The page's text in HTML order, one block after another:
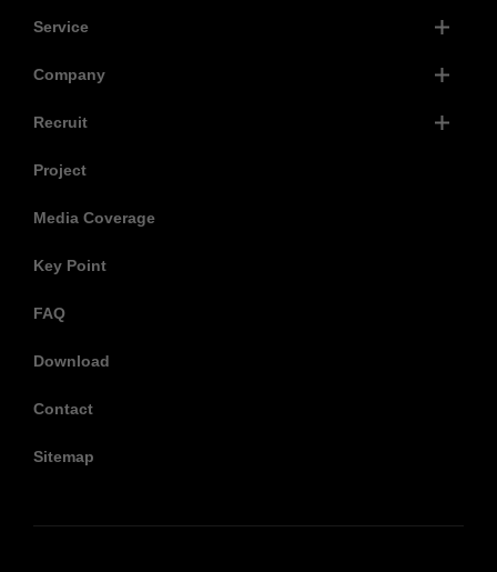
Service
Company
Recruit
Project
Media Coverage
Key Point
FAQ
Download
Contact
Sitemap